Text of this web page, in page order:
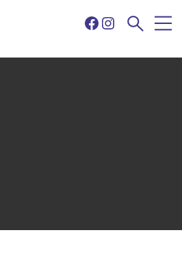
Facebook
Instagram